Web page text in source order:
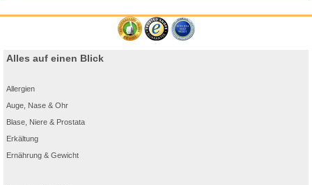
Alles auf einen Blick
Allergien
Auge, Nase & Ohr
Blase, Niere & Prostata
Erkältung
Ernährung & Gewicht